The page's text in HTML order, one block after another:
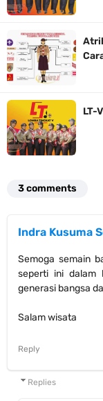
LT-
3 comments
Indra Kusuma
Semoga semain
seperti ini dalam
generasi bangsa
Salam wisata
Reply
Replies